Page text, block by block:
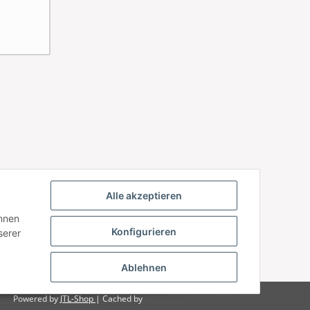
Alle akzeptieren
Konfigurieren
Ablehnen
Powered byJTL-Shop | Cached by